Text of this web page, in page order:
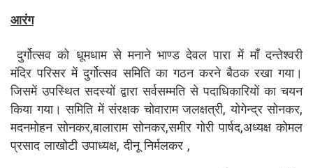
आरंग
दुर्गोत्सव को धूमधाम से मनाने भाण्ड देवल पारा में माँ दन्तेश्वरी
मंदिर परिसर में दुर्गोत्सव समिति का गठन करने बैठक रखा गया।
जिसमें उपस्थित सदस्यों द्वारा सर्वसम्मति से पदाधिकारियों का चयन
किया गया। समिति में संरक्षक चोवाराम जलक्षत्री, योगेन्द्र सोनकर,
मदनमोहन सोनकर,बालाराम सोनकर,समीर गोरी पार्षद,अध्यक्ष कोमल
प्रसाद लाखोटी उपाध्यक्ष, दीनू निर्मलकर ,